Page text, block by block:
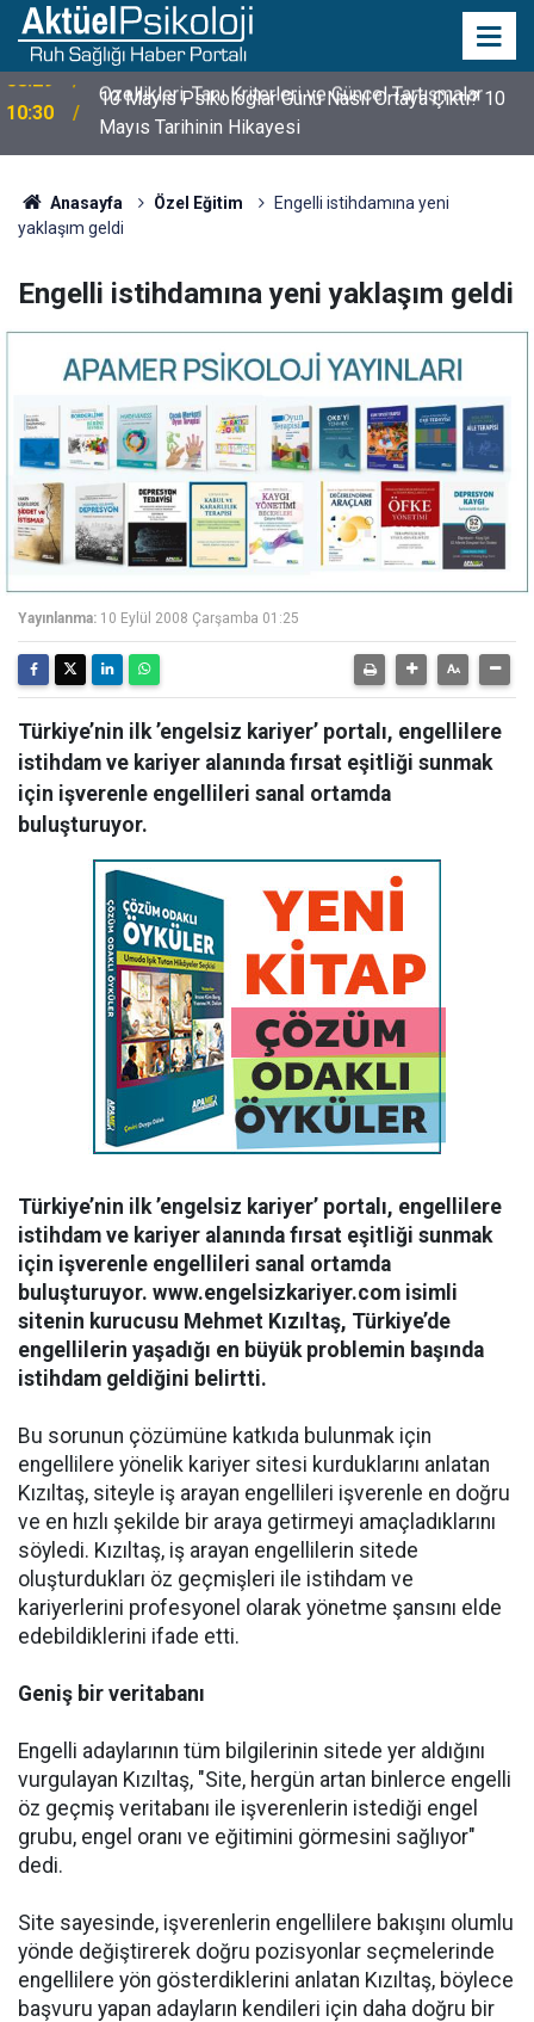
10:30
10 Mayıs Psikologlar Günü Nasıl Ortaya Çıktı? 10
Mayıs Tarihinin Hikayesi
Anasayfa Özel Eğitim
Engelli istihdamına yeni
yaklaşım geldi
Engelli istihdamına yeni yaklaşım geldi
Yayınlanma: 10 Eylül 2008 Çarşamba 01:25
Türkiye’nin ilk ’engelsiz kariyer’ portalı, engellilere
istihdam ve kariyer alanında fırsat eşitliği sunmak
için işverenle engellileri sanal ortamda
buluşturuyor.
Türkiye’nin ilk ’engelsiz kariyer’ portalı, engellilere
istihdam ve kariyer alanında fırsat eşitliği sunmak
için işverenle engellileri sanal ortamda
buluşturuyor. www.engelsizkariyer.com isimli
sitenin kurucusu Mehmet Kızıltaş, Türkiye’de
engellilerin yaşadığı en büyük problemin başında
istihdam geldiğini belirtti.
Bu sorunun çözümüne katkıda bulunmak için
engellilere yönelik kariyer sitesi kurduklarını anlatan
Kızıltaş, siteyle iş arayan engellileri işverenle en doğru
ve en hızlı şekilde bir araya getirmeyi amaçladıklarını
söyledi. Kızıltaş, iş arayan engellilerin sitede
oluşturdukları öz geçmişleri ile istihdam ve
kariyerlerini profesyonel olarak yönetme şansını elde
edebildiklerini ifade etti.
Geniş bir veritabanı
Engelli adaylarının tüm bilgilerinin sitede yer aldığını
vurgulayan Kızıltaş, "Site, hergün artan binlerce engelli
öz geçmiş veritabanı ile işverenlerin istediği engel
grubu, engel oranı ve eğitimini görmesini sağlıyor"
dedi.
Site sayesinde, işverenlerin engellilere bakışını olumlu
yönde değiştirerek doğru pozisyonlar seçmelerinde
engellilere yön gösterdiklerini anlatan Kızıltaş, böylece
başvuru yapan adayların kendileri için daha doğru bir